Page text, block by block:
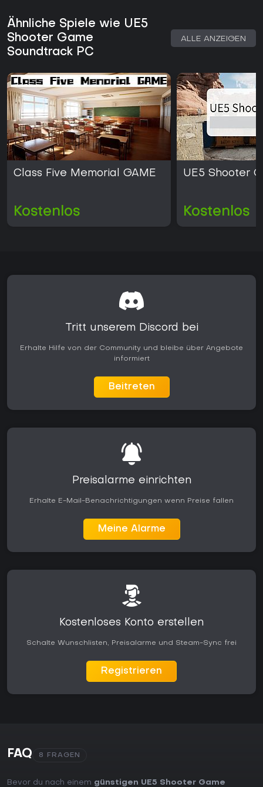
Ähnliche Spiele wie UE5
Shooter Game
Soundtrack PC
ALLE ANZEIGEN
Class Five Memorial GAME
Kostenlos
UE5 Shooter
Kostenlos
Tritt unserem Discord bei
Erhalte Hilfe von der Community und bleibe über Angebote
informiert
Beitreten
Preisalarme einrichten
Erhalte E-Mail-Benachrichtigungen wenn Preise fallen
Meine Alarme
Kostenloses Konto erstellen
Schalte Wunschlisten, Preisalarme und Steam-Sync frei
Registrieren
FAQ 8 FRAGEN
Bevor du nach einem günstigen UE5 Shooter Game